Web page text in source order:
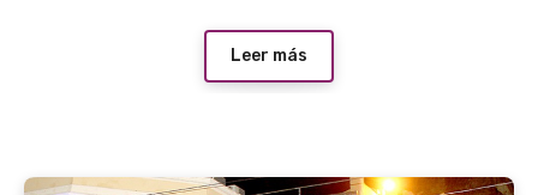
Leer más